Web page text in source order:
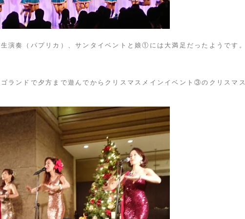
演奏（パプリカ）、サンタイベントと娘①には大満足だったようです。
ランドで夕方まで遊んでからクリスマスメインイベント③のクリスマス